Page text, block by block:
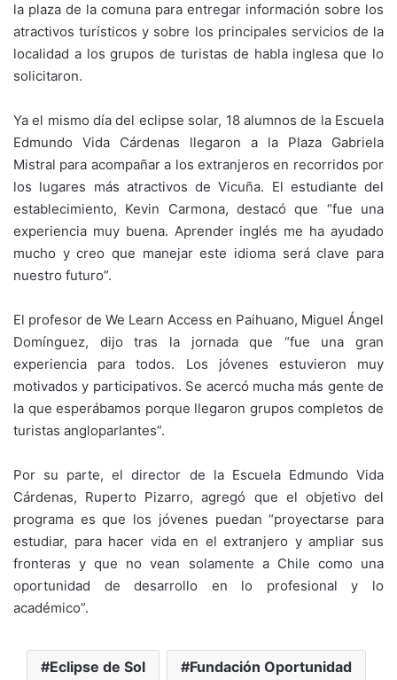
la plaza de la comuna para entregar información sobre los
atractivos turísticos y sobre los principales servicios de la
localidad a los grupos de turistas de habla inglesa que lo
solicitaron.
Ya el mismo día del eclipse solar, 18 alumnos de la Escuela
Edmundo Vida Cárdenas llegaron a la Plaza Gabriela
Mistral para acompañar a los extranjeros en recorridos por
los lugares más atractivos de Vicuña. El estudiante del
establecimiento, Kevin Carmona, destacó que “fue una
experiencia muy buena. Aprender inglés me ha ayudado
mucho y creo que manejar este idioma será clave para
nuestro futuro”.
El profesor de We Learn Access en Paihuano, Miguel Ángel
Domínguez, dijo tras la jornada que “fue una gran
experiencia para todos. Los jóvenes estuvieron muy
motivados y participativos. Se acercó mucha más gente de
la que esperábamos porque llegaron grupos completos de
turistas angloparlantes”.
Por su parte, el director de la Escuela Edmundo Vida
Cárdenas, Ruperto Pizarro, agregó que el objetivo del
programa es que los jóvenes puedan “proyectarse para
estudiar, para hacer vida en el extranjero y ampliar sus
fronteras y que no vean solamente a Chile como una
oportunidad de desarrollo en lo profesional y lo
académico”.
Eclipse de Sol Fundación Oportunidad